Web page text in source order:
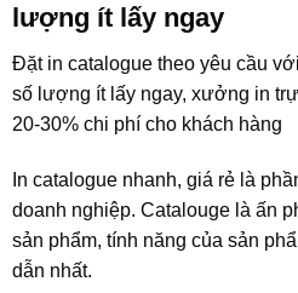
lượng ít lấy ngay
Đặt in catalogue theo yêu cầu
số lượng ít lấy ngay, xưởng in
20-30% chi phí cho khách hàng
In catalogue nhanh, giá rẻ là
doanh nghiệp. Catalouge là ấn
sản phẩm, tính năng của sản
dẫn nhất.